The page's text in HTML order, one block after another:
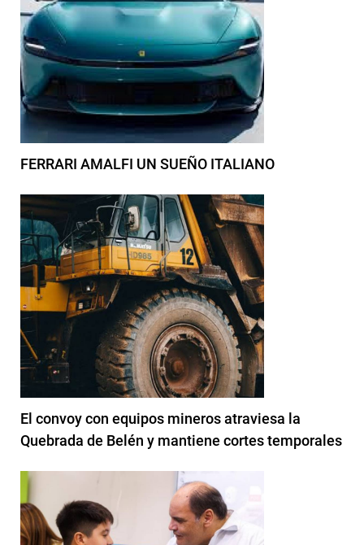
FERRARI AMALFI UN SUEÑO ITALIANO
El convoy con equipos mineros atraviesa la
Quebrada de Belén y mantiene cortes temporales